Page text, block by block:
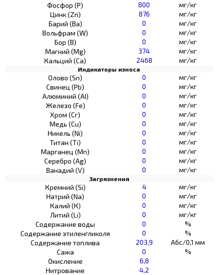
Фосфор (Р)
800
мг/кг
Цинк (Zn)
876
мг/кг
Барий (Ва)
0
мг/кг
Вольфрам (W)
0
мг/кг
Бор (В)
0
мг/кг
Магний (Mg)
374
мг/кг
Кальций (Са)
2468 мг/кг
Индикаторы износа
Олово (Sn) 0
мг/кг
Свинец (Pb)
0
мг/кг
Алюминий (AI)
0
мг/кг
Железо (Fe)
0
мг/кг
Хром (Сг)
0
мг/кг
Медь (Cu)
0
мг/кг
Никель (Ni)
0
мг/кг
Титан (Ti)
0
мг/кг
Марганец (Mn)
0
мг/кг
Серебро (Ag)
0
мг/кг
Ванадий (V)
0 мг/кг
Загрязнения
Кремний (Si) 4
мг/кг
Натрий (Na)
0
мг/кг
Калий (К)
0
мг/кг
Литий (Li)
0
мг/кг
Содержание воды
0
%
Содержание этиленгликоля
0
%
Содержание топлива
203,9
Абс/0,1 мм
Сажа
0
%
Окисление
6,8
Нитрование
4,2